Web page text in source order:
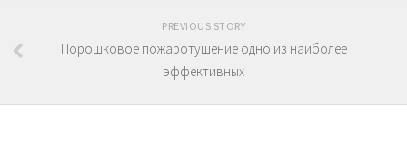
PREVIOUS STORY
Порошковое пожаротушение одно из наиболее
эффективных